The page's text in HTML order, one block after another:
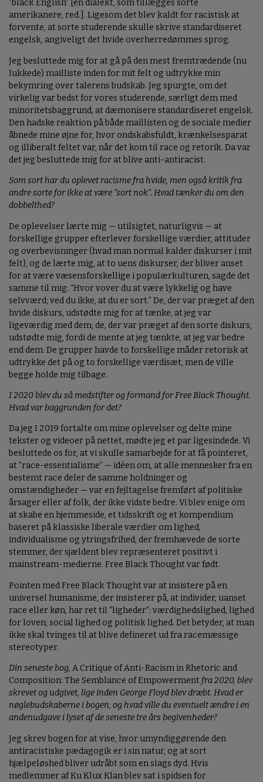
“black English” [en dialekt, som tillægges sorte
amerikanere, red.]. Ligesom det blev kaldt for racistisk at
forvente, at sorte studerende skulle skrive standardiseret
engelsk, angiveligt det hvide overherredømmes sprog.
Jeg besluttede mig for at gå på den mest fremtrædende (nu
lukkede) mailliste inden for mit felt og udtrykke min
bekymring over talerens budskab. Jeg spurgte, om det
virkelig var bedst for vores studerende, særligt dem med
minoritetsbaggrund, at dæmonisere standardiseret engelsk.
Den hadske reaktion på både maillisten og de sociale medier
åbnede mine øjne for, hvor ondskabsfuldt, krænkelsesparat
og illiberalt feltet var, når det kom til race og retorik. Da var
det jeg besluttede mig for at blive anti-antiracist.
Som sort har du oplevet racisme fra hvide, men også kritik fra
andre sorte for ikke at være “sort nok”. Hvad tænker du om den
dobbelthed?
De oplevelser lærte mig — utilsigtet, naturligvis — at
forskellige grupper efterlever forskellige værdier, attituder
og overbevisninger (hvad man normal kalder diskurser i mit
felt), og de lærte mig, at to uens diskurser, der bliver anset
for at være væsensforskellige i populærkulturen, sagde det
samme til mig: “Hvor vover du at være lykkelig og have
selvværd; ved du ikke, at du er sort.” De, der var præget af den
hvide diskurs, udstødte mig for at tænke, at jeg var
ligeværdig med dem; de, der var præget af den sorte diskurs,
udstødte mig, fordi de mente at jeg tænkte, at jeg var bedre
end dem. De grupper havde to forskellige måder retorisk at
udtrykke det på og to forskellige værdisæt, men de ville
begge holde mig tilbage.
I 2020 blev du så medstifter og formand for Free Black Thought.
Hvad var baggrunden for det?
Da jeg I 2019 fortalte om mine oplevelser og delte mine
tekster og videoer på nettet, mødte jeg et par ligesindede. Vi
besluttede os for, at vi skulle samarbejde for at få pointeret,
at ”race-essentialisme” — idéen om, at alle mennesker fra en
bestemt race deler de samme holdninger og
omstændigheder — var en fejltagelse fremført af politiske
årsager eller af folk, der ikke vidste bedre. Vi blev enige om
at skabe en hjemmeside, et tidsskrift og et kompendium
baseret på klassiske liberale værdier om lighed,
individualisme og ytringsfrihed, der fremhævede de sorte
stemmer, der sjældent blev repræsenteret positivt i
mainstream-medierne. Free Black Thought var født.
Pointen med Free Black Thought var at insistere på en
universel humanisme, der insisterer på, at individer, uanset
race eller køn, har ret til “ligheder”: værdighedslighed, lighed
for loven; social lighed og politisk lighed. Det betyder, at man
ikke skal tvinges til at blive defineret ud fra racemæssige
stereotyper.
Din seneste bog, A Critique of Anti-Racism in Rhetoric and
Composition: The Semblance of Empowerment fra 2020, blev
skrevet og udgivet, lige inden George Floyd blev dræbt. Hvad er
nøglebudskaberne i bogen, og hvad ville du eventuelt ændre i en
andenudgave i lyset af de seneste tre års begivenheder?
Jeg skrev bogen for at vise, hvor umyndiggørende den
antiracistiske pædagogik er i sin natur, og at sort
hjælpeløshed bliver udråbt som en slags dyd. Hvis
medlemmer af Ku Klux Klan blev sat i spidsen for